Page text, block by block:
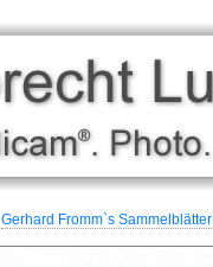
Gerhard Fromm`s Sammelblätter